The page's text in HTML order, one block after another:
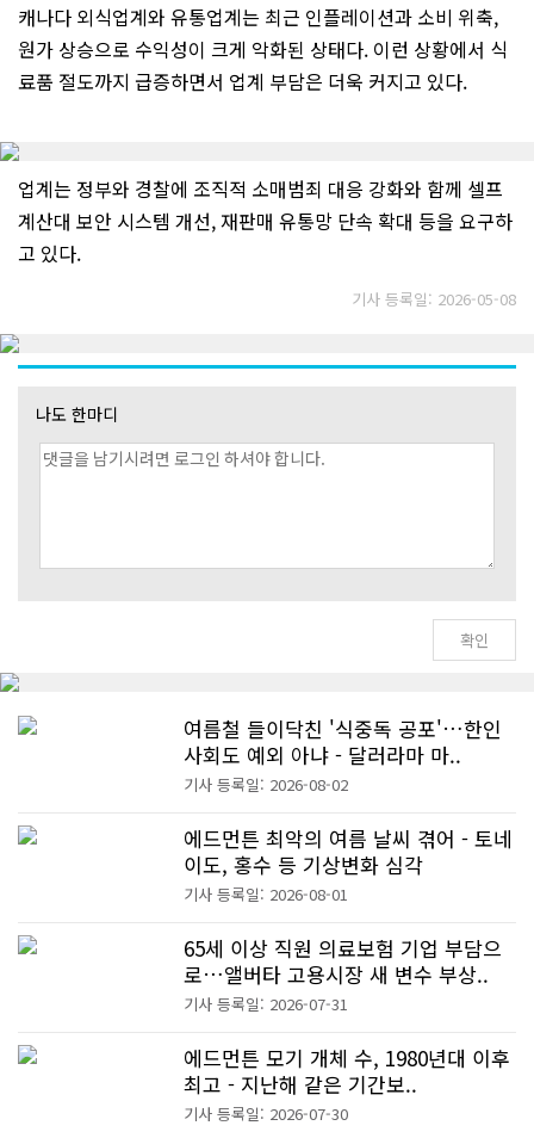
캐나다 외식업계와 유통업계는 최근 인플레이션과 소비 위축,
원가 상승으로 수익성이 크게 악화된 상태다. 이런 상황에서 식
료품 절도까지 급증하면서 업계 부담은 더욱 커지고 있다.
업계는 정부와 경찰에 조직적 소매범죄 대응 강화와 함께 셀프
계산대 보안 시스템 개선, 재판매 유통망 단속 확대 등을 요구하
고 있다.
기사 등록일: 2026-05-08
나도 한마디
여름철 들이닥친 '식중독 공포'…한인
사회도 예외 아냐 - 달러라마 마..
기사 등록일: 2026-08-02
에드먼튼 최악의 여름 날씨 겪어 - 토네
이도, 홍수 등 기상변화 심각
기사 등록일: 2026-08-01
65세 이상 직원 의료보험 기업 부담으
로…앨버타 고용시장 새 변수 부상..
기사 등록일: 2026-07-31
에드먼튼 모기 개체 수, 1980년대 이후
최고 - 지난해 같은 기간보..
기사 등록일: 2026-07-30